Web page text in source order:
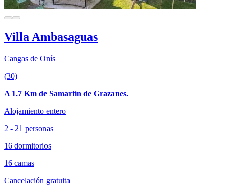
Villa Ambasaguas
Cangas de Onís
(30)
A 1.7 Km de Samartín de Grazanes.
Alojamiento entero
2 - 21 personas
16 dormitorios
16 camas
Cancelación gratuita